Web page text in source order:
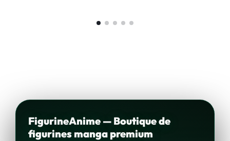
FigurineAnime — Boutique de
figurines manga premium